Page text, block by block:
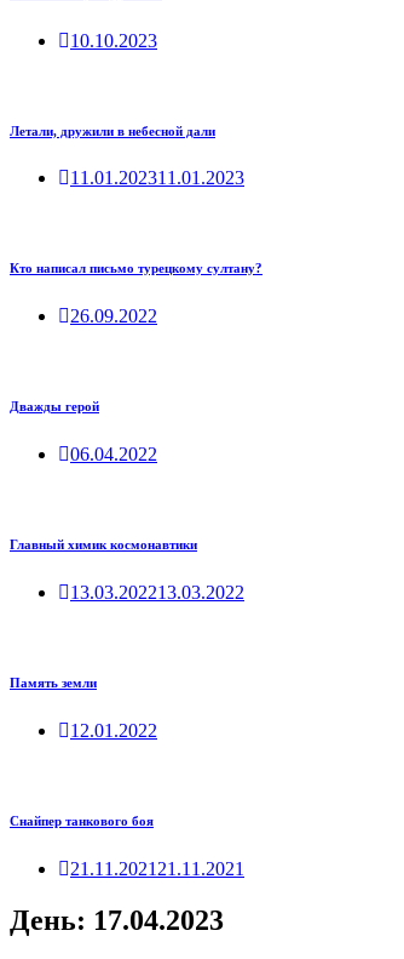
10.10.2023
Летали, дружили в небесной дали
11.01.202311.01.2023
Кто написал письмо турецкому султану?
26.09.2022
Дважды герой
06.04.2022
Главный химик космонавтики
13.03.202213.03.2022
Память земли
12.01.2022
Снайпер танкового боя
21.11.2021 21.11.2021
День: 17.04.2023